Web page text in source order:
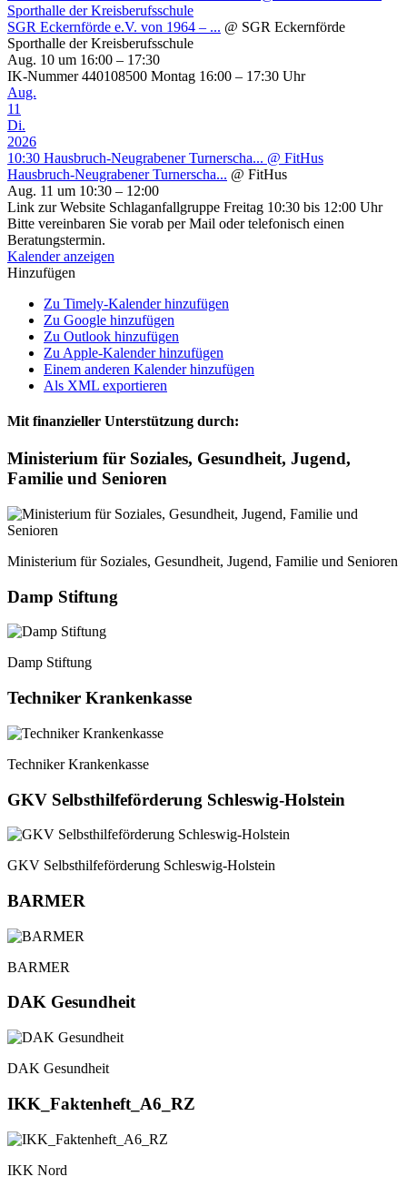
Sporthalle der Kreisberufsschule
SGR Eckernförde e.V. von 1964 – ... @ SGR Eckernförde
Sporthalle der Kreisberufsschule
Aug. 10 um 16:00 – 17:30
IK-Nummer 440108500 Montag 16:00 – 17:30 Uhr
Aug.
11
Di.
2026
10:30 Hausbruch-Neugrabener Turnerscha... @ FitHus
Hausbruch-Neugrabener Turnerscha... @ FitHus
Aug. 11 um 10:30 – 12:00
Link zur Website Schlaganfallgruppe Freitag 10:30 bis 12:00 Uhr
Bitte vereinbaren Sie vorab per Mail oder telefonisch einen
Beratungstermin.
Kalender anzeigen
Hinzufügen
Zu Timely-Kalender hinzufügen
Zu Google hinzufügen
Zu Outlook hinzufügen
Zu Apple-Kalender hinzufügen
Einem anderen Kalender hinzufügen
Als XML exportieren
Mit finanzieller Unterstützung durch:
Ministerium für Soziales, Gesundheit, Jugend,
Familie und Senioren
Ministerium für Soziales, Gesundheit, Jugend, Familie und Senioren
Damp Stiftung
Damp Stiftung
Techniker Krankenkasse
Techniker Krankenkasse
GKV Selbsthilfeförderung Schleswig-Holstein
GKV Selbsthilfeförderung Schleswig-Holstein
BARMER
BARMER
DAK Gesundheit
DAK Gesundheit
IKK_Faktenheft_A6_RZ
IKK Nord